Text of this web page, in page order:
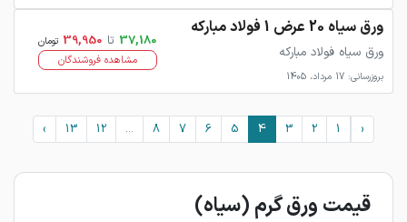
ورق سیاه 20 عرض 1 فولاد مبارکه
ورق سیاه فولاد مبارکه
بروزرسانی: 17 مرداد، 1405
37,180 تا 39,950 تومان
مشاهده فروشندگان
‹
1
2
3
4
5
6
7
8
...
12
13
›
قیمت ورق گرم (سیاه)